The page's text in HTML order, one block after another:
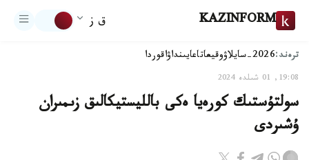
KAZINFORM ق ز
ترەند:2026-سايلاۋ وقيعاتاعايىنداۋاقوردا
19:08, 01 شىلدە 2024
سولتۇستىك كورەيا ەكى بالليستيكالىق زىمىران
ۇشىردى